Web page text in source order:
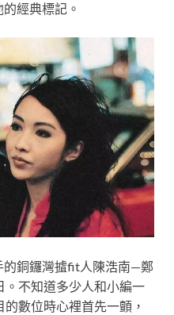
經典標記。
的銅鑼灣摣fit人陳浩南—鄭
不知道多少人和小編一
數位時心裡首先一顫，